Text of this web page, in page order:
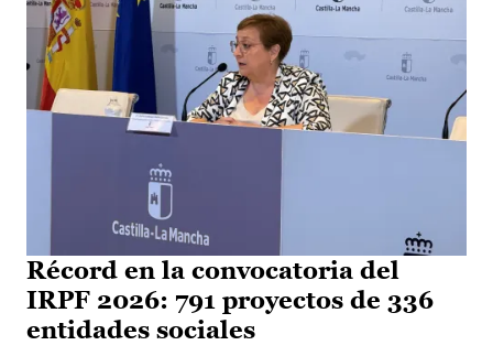
Récord en la convocatoria del
IRPF 2026: 791 proyectos de 336
entidades sociales